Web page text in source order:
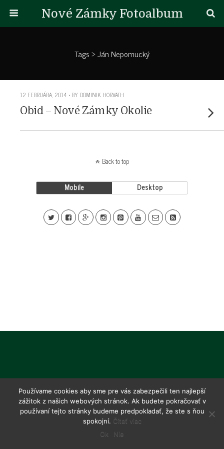
Nové Zámky Fotoalbum
Tags › Ján Nepomucký
12 FEBRUÁRA, 2014 • BY DOMINIK HORVATH
Obid – Nové Zámky Okolie
Back to top
Mobile Desktop
Používame cookies aby sme pre vás zabezpečili ten najlepší
zážitok z našich webových stránok. Ak budete pokračovať v
používaní tejto stránky budeme predpokladať, že ste s ňou
spokojní. Čítať viac
Ok
Nie